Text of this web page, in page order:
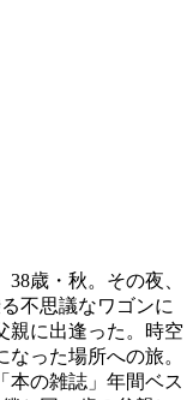
歳・秋。その夜、
不思議なワゴンに
親に出逢った。時空
った場所への旅。
の雑誌」年間ベス